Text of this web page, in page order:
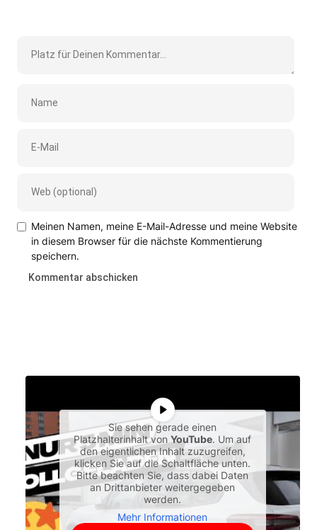
Meinen Namen, meine E-Mail-Adresse und meine Website
in diesem Browser für die nächste Kommentierung
speichern.
Sie sehen gerade einen
Platzhalterinhalt vonYouTube. Um auf
den eigentlichen Inhalt zuzugreifen,
klicken Sie auf die Schaltfläche unten.
Bitte beachten Sie, dass dabei Daten
an Drittanbieter weitergegeben
werden.
Mehr Informationen